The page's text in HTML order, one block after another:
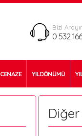
Bizi
0 532
CENAZE YILDÖNÜMÜ
Diğer